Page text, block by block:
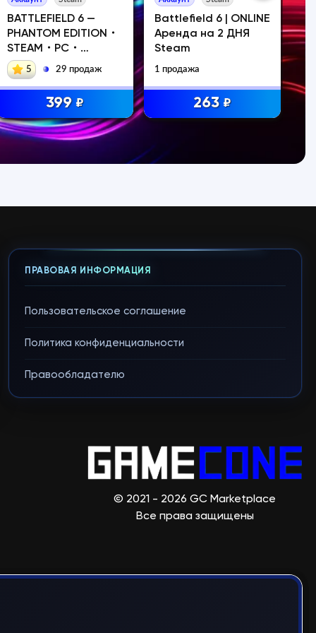
BATTLEFIELD 6 —
PHANTOM EDITION・
STEAM・PC・
АРЕНДА
5 29 продаж
399 ₽
Battlefield 6 | ONLINE
Аренда на 2 ДНЯ
Steam
1 продажа
263 ₽
ПРАВОВАЯ ИНФОРМАЦИЯ
Пользовательское соглашение
Политика конфиденциальности
Правообладателю
© 2021 - 2026 GC Marketplace
Все права защищены